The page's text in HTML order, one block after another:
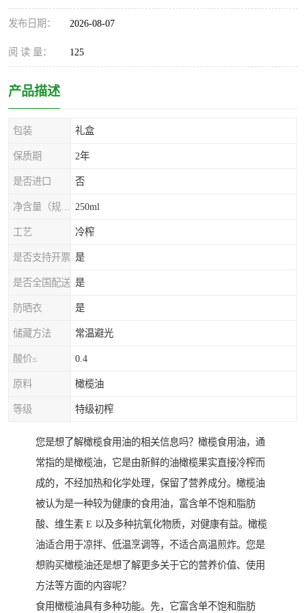
发布日期： 2026-08-07
阅 读 量： 125
产品描述
包装 礼盒
保质期 2年
是否进口 否
250ml
工艺 冷榨
是否支持开票 是
是否全国配送 是
防晒衣 是
储藏方法 常温避光
酸价≤ 0.4
原料 橄榄油
等级 特级初榨
您是想了解橄榄食用油的相关信息吗？橄榄食用油，通
常指的是橄榄油，它是由新鲜的油橄榄果实直接冷榨而
成的，不经加热和化学处理，保留了营养成分。橄榄油
被认为是一种较为健康的食用油，富含单不饱和脂肪
酸、维生素 E 以及多种抗氧化物质，对健康有益。橄榄
油适合用于凉拌、低温烹调等，不适合高温煎炸。您是
想购买橄榄油还是想了解更多关于它的营养价值、使用
方法等方面的内容呢？
食用橄榄油具有多种功能。先，它富含单不饱和脂肪